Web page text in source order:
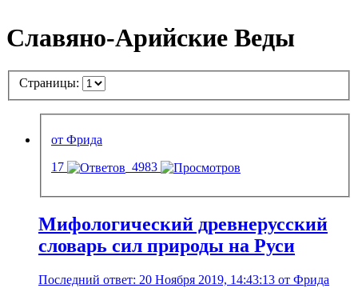
Славяно-Арийские Веды
Страницы:
от Фрида
17
4983
Мифологический древнерусский
словарь сил природы на Руси
Последний ответ: 20 Ноября 2019, 14:43:13 от Фрида